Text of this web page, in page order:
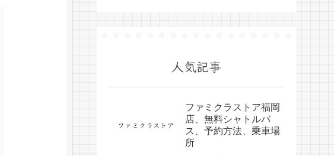
人気記事
ファミクラストア福岡
店、無料シャトルバ
ス、予約方法、乗車場
所